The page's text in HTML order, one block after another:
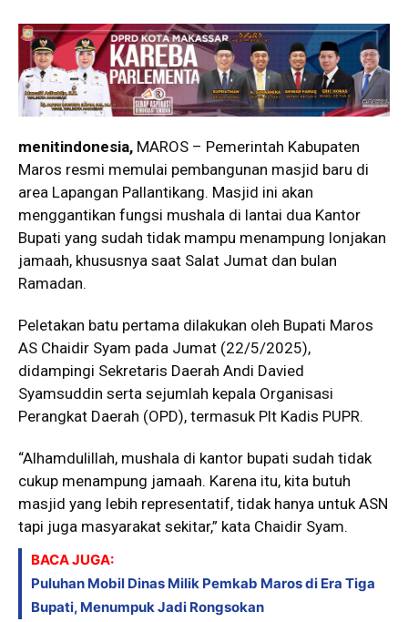
menitindonesia, MAROS – Pemerintah Kabupaten
Maros resmi memulai pembangunan masjid baru di
area Lapangan Pallantikang. Masjid ini akan
menggantikan fungsi mushala di lantai dua Kantor
Bupati yang sudah tidak mampu menampung lonjakan
jamaah, khususnya saat Salat Jumat dan bulan
Ramadan.
Peletakan batu pertama dilakukan oleh Bupati Maros
AS Chaidir Syam pada Jumat (22/5/2025),
didampingi Sekretaris Daerah Andi Davied
Syamsuddin serta sejumlah kepala Organisasi
Perangkat Daerah (OPD), termasuk Plt Kadis PUPR.
“Alhamdulillah, mushala di kantor bupati sudah tidak
cukup menampung jamaah. Karena itu, kita butuh
masjid yang lebih representatif, tidak hanya untuk ASN
tapi juga masyarakat sekitar,” kata Chaidir Syam.
BACA JUGA:
Puluhan Mobil Dinas Milik Pemkab Maros di Era Tiga
Bupati, Menumpuk Jadi Rongsokan